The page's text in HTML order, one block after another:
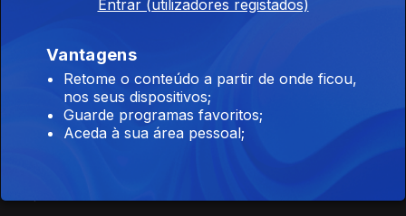
Concerto p/ piano e orq. nº 21, de Mozart. Piano: Emil Gilels.
Divertimento K. 136, de Mozart. Suite nº 2 d' "O Chapéu de
três bicos" de Manuel de Falla
Concerto de Aniversário pelos 20 anos da
morte de Ravel
Entrar (utilizadores registados)
Vantagens
Retome o conteúdo a partir de onde ficou,
nos seus dispositivos;
Guarde programas favoritos;
Aceda à sua área pessoal;